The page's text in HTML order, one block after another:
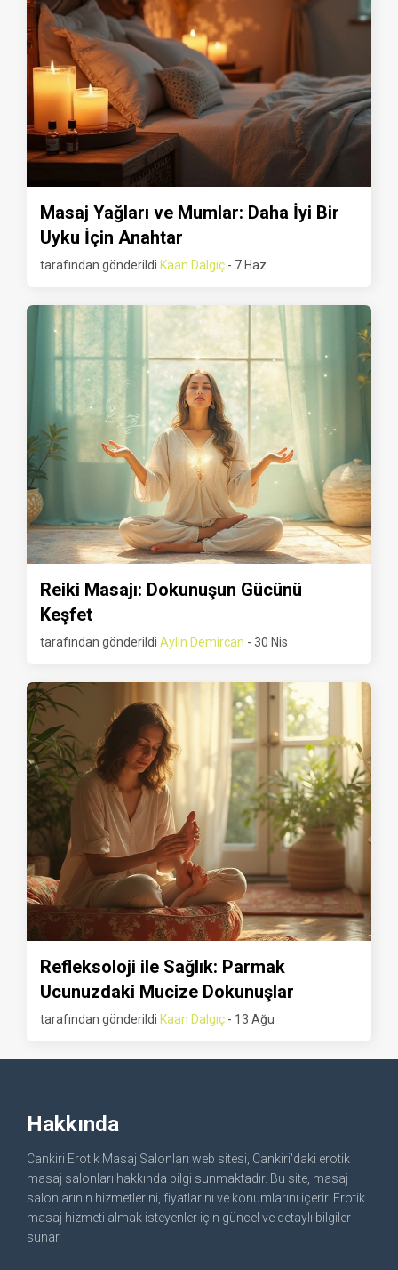
Masaj Yağları ve Mumlar: Daha İyi Bir
Uyku İçin Anahtar
tarafından gönderildi Kaan Dalgıç - 7 Haz
Reiki Masajı: Dokunuşun Gücünü
Keşfet
tarafından gönderildi Aylin Demircan - 30 Nis
Refleksoloji ile Sağlık: Parmak
Ucunuzdaki Mucize Dokunuşlar
tarafından gönderildi Kaan Dalgıç - 13 Ağu
Hakkında
Cankiri Erotik Masaj Salonları web sitesi, Cankiri'daki erotik
masaj salonları hakkında bilgi sunmaktadır. Bu site, masaj
salonlarının hizmetlerini, fiyatlarını ve konumlarını içerir. Erotik
masaj hizmeti almak isteyenler için güncel ve detaylı bilgiler
sunar.